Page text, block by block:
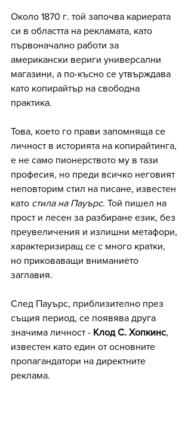
Около 1870 г. той започва кариерата
си в областта на рекламата, като
първоначално работи за
американски вериги универсални
магазини, а по-късно се утвърждава
като копирайтър на свободна
практика.
Това, което го прави запомняща се
личност в историята на копирайтинга,
е не само пионерството му в тази
професия, но преди всичко неговият
неповторим стил на писане, известен
като стила на Пауърс. Той пишел на
прост и лесен за разбиране език, без
преувеличения и излишни метафори,
характеризиращ се с много кратки,
но приковаващи вниманието
заглавия.
След Пауърс, приблизително през
същия период, се появява друга
значима личност - Клод С. Хопкинс,
известен като един от основните
пропагандатори на директните
реклама.